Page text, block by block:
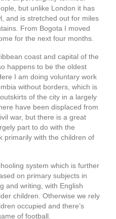
but unlike London it has
and is stretched out for miles
From Bogota I moved
for the next four months.
coast and capital of the
happens to be the oldest
I am doing voluntary work
without borders, which is
of the city in a largely
have been displaced from
war, but there is a great
part to do with the
primarily with the children of
system which is further
on primary subjects in
and writing, with English
children. Otherwise we rely
occupied and there’s
of football.